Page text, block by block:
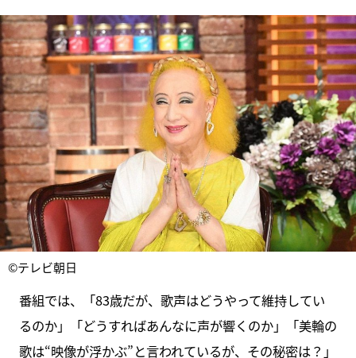
©テレビ朝日
番組では、「83歳だが、歌声はどうやって維持してい
るのか」「どうすればあんなに声が響くのか」「美輪の
歌は“映像が浮かぶ”と言われているが、その秘密は？」